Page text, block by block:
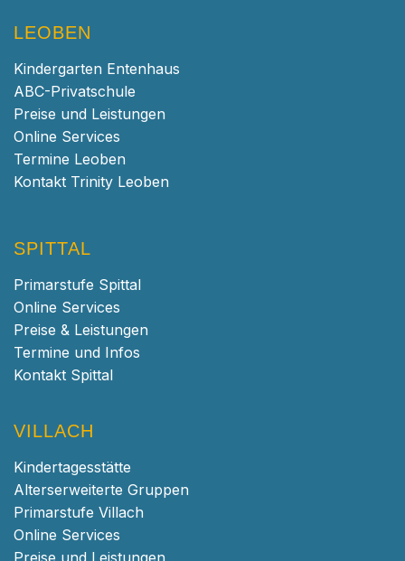
LEOBEN
Kindergarten Entenhaus
ABC-Privatschule
Preise und Leistungen
Online Services
Termine Leoben
Kontakt Trinity Leoben
SPITTAL
Primarstufe Spittal
Online Services
Preise & Leistungen
Termine und Infos
Kontakt Spittal
VILLACH
Kindertagesstätte
Alterserweiterte Gruppen
Primarstufe Villach
Online Services
Preise und Leistungen